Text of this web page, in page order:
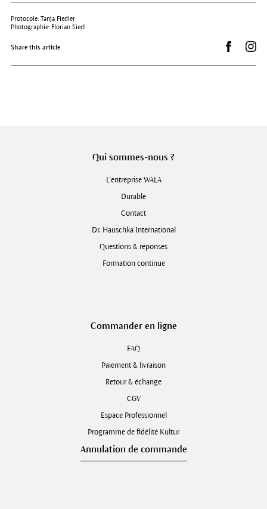
Protocole: Tanja Fiedler
Photographie: Florian Siedl
Share this article Partager
Qui sommes-nous ?
L'entreprise WALA
Durable
Contact
Dr. Hauschka International
Questions & réponses
Formation continue
Commander en ligne
FAQ
Paiement & livraison
Retour & échange
CGV
Espace Professionnel
Programme de fidélité Kultur
Annulation de commande